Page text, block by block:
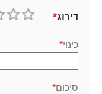
דירוג
כינוי
סיכום